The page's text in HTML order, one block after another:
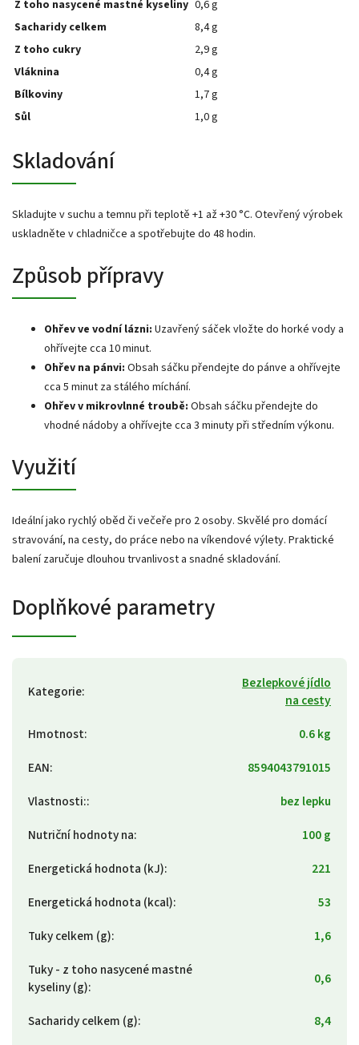
Z toho nasycené mastné kyseliny 0,6 g
Sacharidy celkem
8,4 g
Z toho cukry
2,9 g
Vláknina
0,4 g
Bílkoviny
1,7 g
Sůl
1,0 g
Skladování
Skladujte v suchu a temnu při teplotě +1 až +30 °C. Otevřený výrobek
uskladněte v chladničce a spotřebujte do 48 hodin.
Způsob přípravy
Ohřev ve vodní lázni: Uzavřený sáček vložte do horké vody a
ohřívejte cca 10 minut.
Ohřev na pánvi: Obsah sáčku přendejte do pánve a ohřívejte
cca 5 minut za stálého míchání.
Ohřev v mikrovlnné troubě: Obsah sáčku přendejte do
vhodné nádoby a ohřívejte cca 3 minuty při středním výkonu.
Využití
Ideální jako rychlý oběd či večeře pro 2 osoby. Skvělé pro domácí
stravování, na cesty, do práce nebo na víkendové výlety. Praktické
balení zaručuje dlouhou trvanlivost a snadné skladování.
Doplňkové parametry
Kategorie:
Bezlepkové jídlo
na cesty
Hmotnost:
0.6 kg
EAN:
8594043791015
Vlastnosti::
bez lepku
Nutriční hodnoty na:
100 g
Energetická hodnota (kJ):
221
Energetická hodnota (kcal):
53
Tuky celkem (g):
1,6
Tuky - z toho nasycené mastné
kyseliny (g): 0,6
Sacharidy celkem (g):
8,4